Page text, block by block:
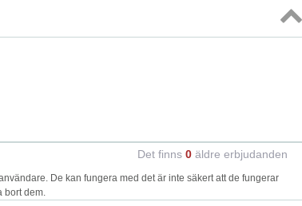
Topp
Det finns 0 äldre erbjudanden
De kan fungera med det är inte säkert att de fungerar
dem.